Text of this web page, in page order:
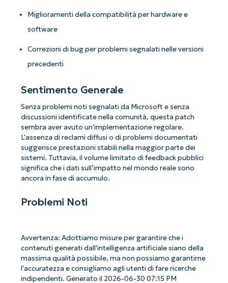
Miglioramenti della compatibilità per hardware e
software
Correzioni di bug per problemi segnalati nelle versioni
precedenti
Sentimento Generale
Senza problemi noti segnalati da Microsoft e senza
discussioni identificate nella comunità, questa patch
sembra aver avuto un'implementazione regolare.
L'assenza di reclami diffusi o di problemi documentati
suggerisce prestazioni stabili nella maggior parte dei
sistemi. Tuttavia, il volume limitato di feedback pubblici
significa che i dati sull’impatto nel mondo reale sono
ancora in fase di accumulo.
Problemi Noti
Avvertenza: Adottiamo misure per garantire che i
contenuti generati dall'intelligenza artificiale siano della
massima qualità possibile, ma non possiamo garantirne
l'accuratezza e consigliamo agli utenti di fare ricerche
indipendenti. Generato il 2026-06-30 07:15 PM